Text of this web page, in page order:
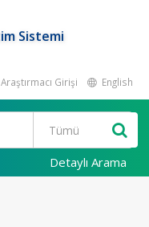
Sistemi
Araştırmacı Girişi English
Detaylı Arama